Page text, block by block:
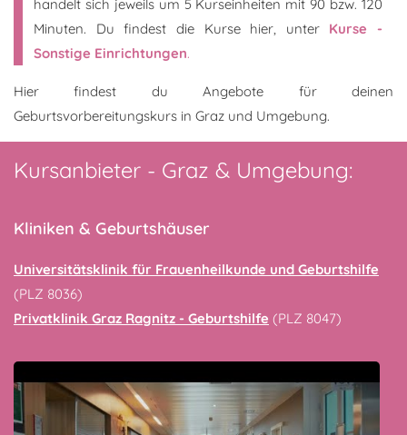
handelt sich jeweils um 5 Kurseinheiten mit 90 bzw. 120
Minuten. Du findest die Kurse hier, unter Kurse -
Sonstige Einrichtungen.
Hier findest du Angebote für deinen
Geburtsvorbereitungskurs in Graz und Umgebung.
Kursanbieter - Graz & Umgebung:
Kliniken & Geburtshäuser
Universitätsklinik für Frauenheilkunde und Geburtshilfe
(PLZ 8036)
Privatklinik Graz Ragnitz - Geburtshilfe (PLZ 8047)